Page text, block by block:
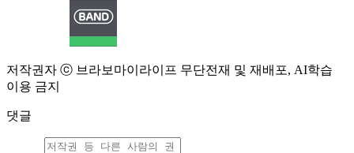
저작권자 ⓒ 브라보마이라이프 무단전재 및 재배포, AI학습
이용 금지
댓글